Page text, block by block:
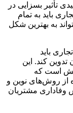
تأثیر بسزایی در
باید به تمام
به بهترین شکل
باید
کند. این
است که
از روش‌های نوین و
مشتریان